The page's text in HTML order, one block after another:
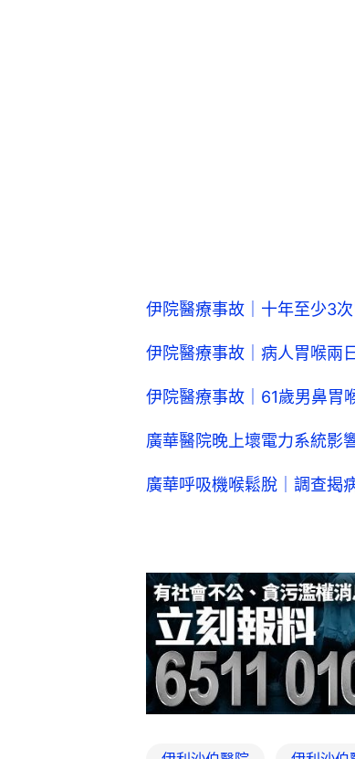
伊院醫療事故｜十年至少3
伊院醫療事故｜病人胃喉
伊院醫療事故｜61歲男鼻
廣華醫院晚上壞電力系統
廣華呼吸機喉鬆脫｜調查